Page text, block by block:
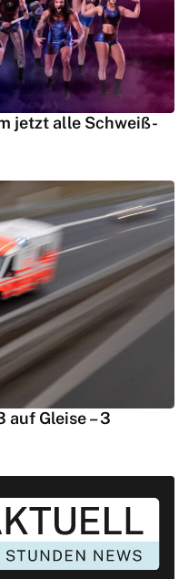
jetzt alle Schweiß-
auf Gleise – 3